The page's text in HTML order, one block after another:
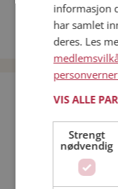
Date menn i Norge
Date kvinner i Norge
Bli
Jeg er en:
Min alder:
informasjon
har samlet
deres. Les
VIS ALLE
Strengt
nødvendig